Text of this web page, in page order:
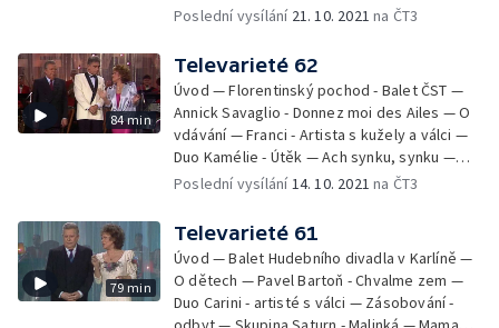
Věra Martinová - Dál jen vejdi — Roberto
Černěnko - artisté — Karavelle - Broken
Heroes — Tabu, erotika v televizi — Duo
Baccara - Touch Me — Vystoupení dětského
lidového souboru Valášek — Televizní
reportáž z nového sídliště Kurníky — Vilém
Tell-předehra - Balet ČST — Závěr
Poslední vysílání 21. 10. 2021 na ČT3
84 min
Televarieté 62
Úvod — Florentinský pochod - Balet ČST —
Annick Savaglio - Donnez moi des Ailes — O
vdávání — Franci - Artista s kužely a válci —
Duo Kamélie - Útěk — Ach synku, synku —
Yandim Band - It's Time,It's Over — Směs
Zima - Směs písní — Nikolaj Kazylskij - Artista
na lanech — V závodním klubu spojených
provozoven — Jiří Štědroň - Hledám tě dál —
Duo Patrik a Martin - The Bird — O přestavbě
— Uvedení Anny Rusticano — Anna Rusticano
Poslední vysílání14. 10. 2021 na ČT3
79 min
Televarieté 61
Úvod — Balet Hudebního divadla v Karlíně —
O dětech — Pavel Bartoň - Chvalme zem —
Duo Carini - artisté s válci — Zásobování -